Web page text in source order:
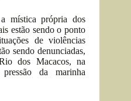
mística própria dos
estão sendo o ponto
de violências
sendo denunciadas,
dos Macacos, na
da marinha